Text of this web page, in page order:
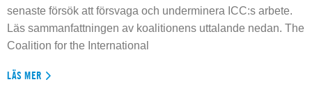
senaste försök att försvaga och underminera ICC:s arbete.
Läs sammanfattningen av koalitionens uttalande nedan. The
Coalition for the International
LÄS MER